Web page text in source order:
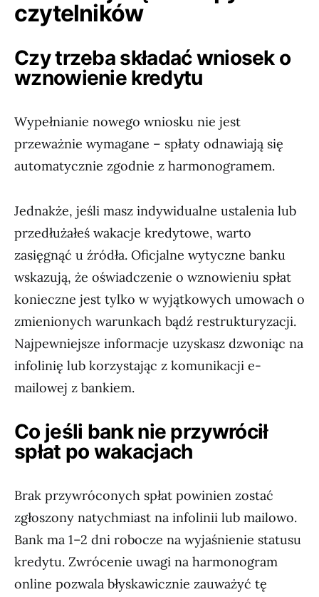
czytelników
Czy trzeba składać wniosek o
wznowienie kredytu
Wypełnianie nowego wniosku nie jest
przeważnie wymagane – spłaty odnawiają się
automatycznie zgodnie z harmonogramem.
Jednakże, jeśli masz indywidualne ustalenia lub
przedłużałeś wakacje kredytowe, warto
zasięgnąć u źródła. Oficjalne wytyczne banku
wskazują, że oświadczenie o wznowieniu spłat
konieczne jest tylko w wyjątkowych umowach o
zmienionych warunkach bądź restrukturyzacji.
Najpewniejsze informacje uzyskasz dzwoniąc na
infolinię lub korzystając z komunikacji e-
mailowej z bankiem.
Co jeśli bank nie przywrócił
spłat po wakacjach
Brak przywróconych spłat powinien zostać
zgłoszony natychmiast na infolinii lub mailowo.
Bank ma 1–2 dni robocze na wyjaśnienie statusu
kredytu. Zwrócenie uwagi na harmonogram
online pozwala błyskawicznie zauważyć tę